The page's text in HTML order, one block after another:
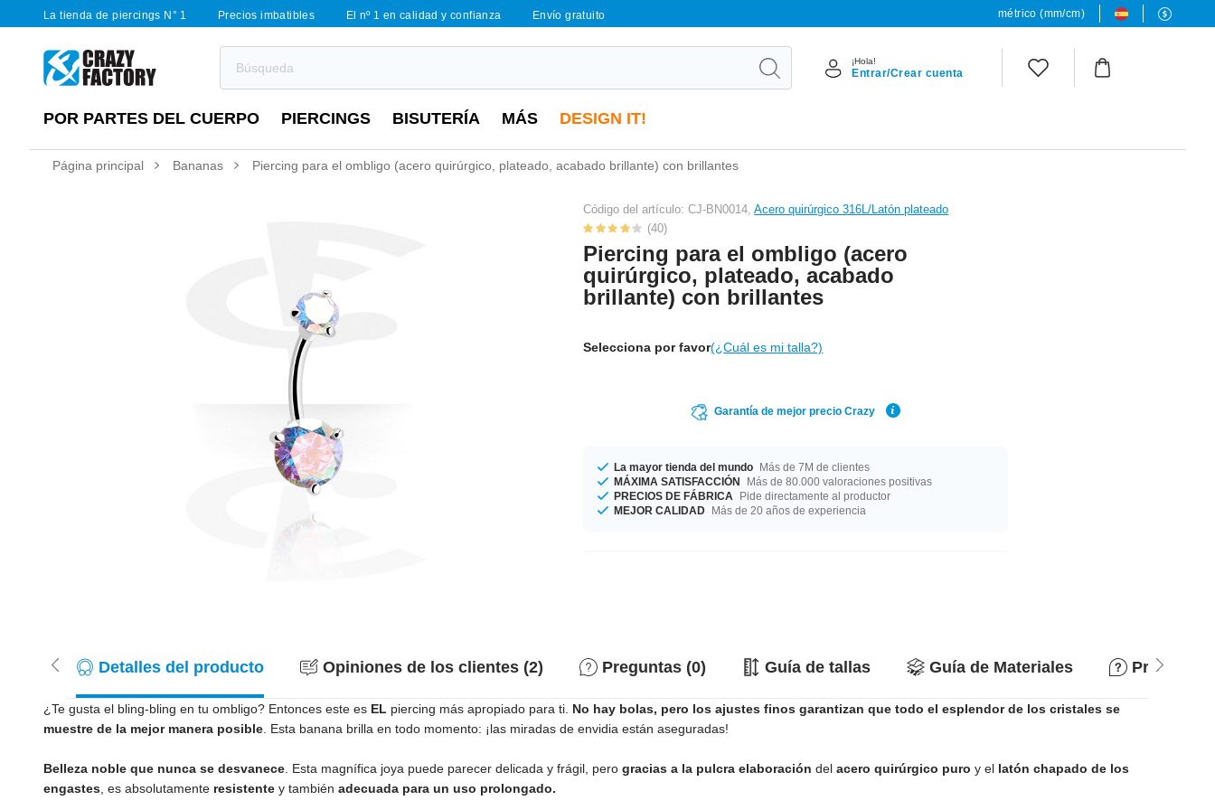
La tienda de piercings N° 1 Precios imbatibles El nº 1 en calidad y confianza Envío gratuito métrico (mm/cm)
¡Hola!
Entrar/Crear cuenta
POR PARTES DEL CUERPO PIERCINGS BISUTERÍA MÁS DESIGN IT!
Página principal Bananas Piercing para el ombligo (acero quirúrgico, plateado, acabado brillante) con brillantes
Código del artículo: CJ-BN0014,Acero quirúrgico 316L/Latón plateado
(40)
Piercing para el ombligo (acero
quirúrgico, plateado, acabado
brillante) con brillantes
Selecciona por favor(¿Cuál es mi talla?)
Garantía de mejor precio Crazy
La mayor tienda del mundo Más de 7M de clientes
MÁXIMA SATISFACCIÓN
Más de 80.000 valoraciones positivas
PRECIOS DE FÁBRICA
Pide directamente al productor
MEJOR CALIDAD Más de 20 años de experiencia
Detalles del producto Opiniones de los clientes (2) Preguntas (0) Guía de tallas Guía de Materiales
¿Te gusta el bling-bling en tu ombligo? Entonces este es EL piercing más apropiado para ti. No hay bolas, pero los ajustes finos garantizan que todo el esplendor de los cristales se
muestre de la mejor manera posible . Esta banana brilla en todo momento: ¡las miradas de envidia están aseguradas!
Belleza noble que nunca se desvanece . Esta magnífica joya puede parecer delicada y frágil, pero gracias a la pulcra elaboración del acero quirúrgico puro y el latón chapado de los
engastes , es absolutamente resistente y también adecuada para un uso prolongado.